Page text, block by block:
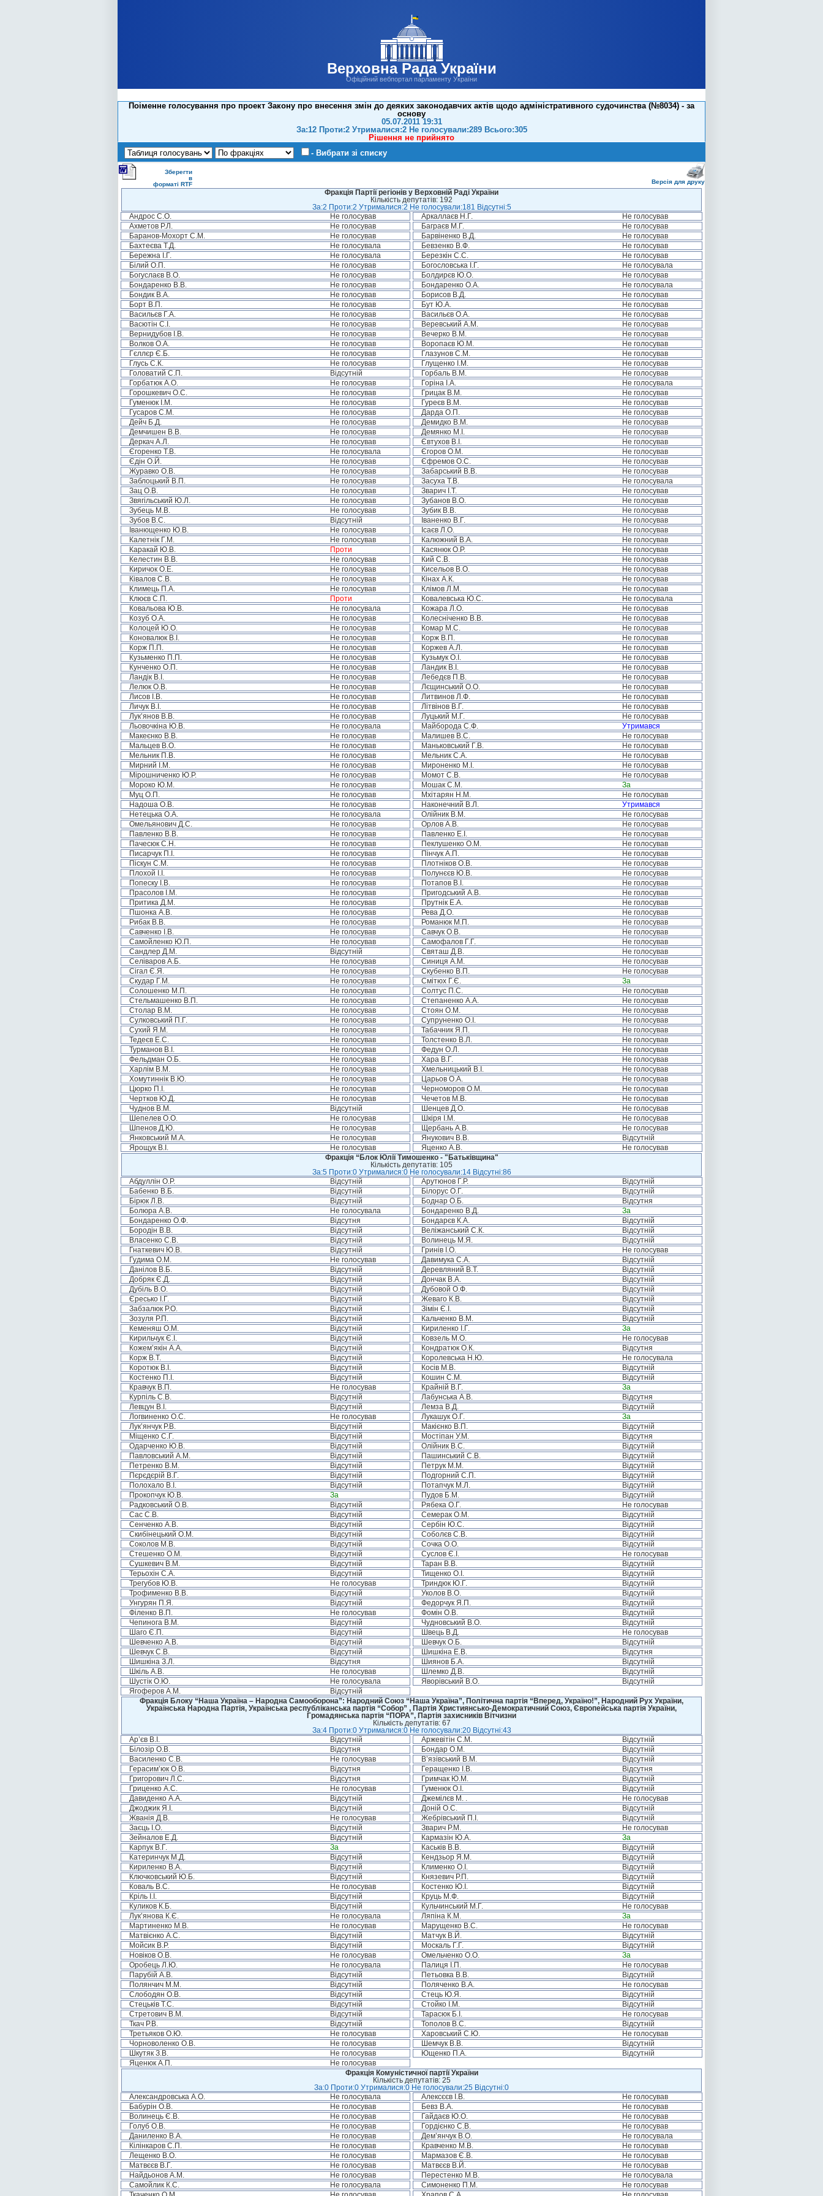
Верховна Рада України
Офіційний вебпортал парламенту України
Поіменне голосування про проект Закону про внесення змін до деяких законодавчих актів щодо адміністративного судочинства (№8034) - за
основу
05.07.2011 19:31
За:12 Проти:2 Утрималися:2 Не голосували:289 Всього:305
Рішення не прийнято
- Вибрати зі списку
Зберегти
в
форматі RTF
Версія для друку
Фракція Партії регіонів у Верховній Раді України
Кількість депутатів: 192
За:2 Проти:2 Утрималися:2 Не голосували:181 Відсутні:5
Андрос С.О.
Не голосував Аркаллаєв Н.Г.
Не голосував
Ахметов Р.Л.
Не голосував Баграєв М.Г.
Не голосував
Баранов-Мохорт С.М.
Не голосував Барвіненко В.Д.
Не голосував
Бахтеєва Т.Д.
Не голосувала Бевзенко В.Ф.
Не голосував
Бережна І.Г.
Не голосувала Березкін С.С.
Не голосував
Білий О.П.
Не голосував Богословська І.Г.
Не голосувала
Богуслаєв В.О.
Не голосував Болдирєв Ю.О.
Не голосував
Бондаренко В.В.
Не голосував Бондаренко О.А.
Не голосувала
Бондик В.А.
Не голосував Борисов В.Д.
Не голосував
Борт В.П.
Не голосував Бут Ю.А.
Не голосував
Васильєв Г.А.
Не голосував Васильєв О.А.
Не голосував
Васютін С.І.
Не голосував Веревський А.М.
Не голосував
Вернидубов І.В.
Не голосував Вечерко В.М.
Не голосував
Волков О.А.
Не голосував Воропаєв Ю.М.
Не голосував
Гєллєр Є.Б.
Не голосував Глазунов С.М.
Не голосував
Глусь С.К.
Не голосував Глущенко І.М.
Не голосував
Головатий С.П.
Відсутній Горбаль В.М.
Не голосував
Горбатюк А.О.
Не голосував Горіна І.А.
Не голосувала
Горошкевич О.С.
Не голосував Грицак В.М.
Не голосував
Гуменюк І.М.
Не голосував Гуреєв В.М.
Не голосував
Гусаров С.М.
Не голосував Дарда О.П.
Не голосував
Дейч Б.Д.
Не голосував Демидко В.М.
Не голосував
Демчишен В.В.
Не голосував Демянко М.І.
Не голосував
Деркач А.Л.
Не голосував Євтухов В.І.
Не голосував
Єгоренко Т.В.
Не голосувала Єгоров О.М.
Не голосував
Єдін О.Й.
Не голосував Єфремов О.С.
Не голосував
Журавко О.В.
Не голосував Забарський В.В.
Не голосував
Заблоцький В.П.
Не голосував Засуха Т.В.
Не голосувала
Зац О.В.
Не голосував Зварич І.Т.
Не голосував
Звягільський Ю.Л.
Не голосував Зубанов В.О.
Не голосував
Зубець М.В.
Не голосував Зубик В.В.
Не голосував
Зубов В.С.
Відсутній Іваненко В.Г.
Не голосував
Іванющенко Ю.В.
Не голосував Ісаєв Л.О.
Не голосував
Калетнік Г.М.
Не голосував Калюжний В.А.
Не голосував
Каракай Ю.В.
Проти Касянюк О.Р.
Не голосував
Келестин В.В.
Не голосував Кий С.В.
Не голосував
Киричок О.Е.
Не голосував Кисельов В.О.
Не голосував
Ківалов С.В.
Не голосував Кінах А.К.
Не голосував
Климець П.А.
Не голосував Клімов Л.М.
Не голосував
Клюєв С.П.
Проти Ковалевська Ю.С.
Не голосувала
Ковальова Ю.В.
Не голосувала Кожара Л.О.
Не голосував
Козуб О.А.
Не голосував Колесніченко В.В.
Не голосував
Колоцей Ю.О.
Не голосував Комар М.С.
Не голосував
Коновалюк В.І.
Не голосував Корж В.П.
Не голосував
Корж П.П.
Не голосував Коржев А.Л.
Не голосував
Кузьменко П.П.
Не голосував Кузьмук О.І.
Не голосував
Кунченко О.П.
Не голосував Ландик В.І.
Не голосував
Ландік В.І.
Не голосував Лебедєв П.В.
Не голосував
Лелюк О.В.
Не голосував Лєщинський О.О.
Не голосував
Лисов І.В.
Не голосував Литвинов Л.Ф.
Не голосував
Личук В.І.
Не голосував Літвінов В.Г.
Не голосував
Лук’янов В.В.
Не голосував Луцький М.Г.
Не голосував
Льовочкіна Ю.В.
Не голосувала Майборода С.Ф.
Утримався
Макеєнко В.В.
Не голосував Малишев В.С.
Не голосував
Мальцев В.О.
Не голосував Маньковський Г.В.
Не голосував
Мельник П.В.
Не голосував Мельник С.А.
Не голосував
Мирний І.М.
Не голосував Мироненко М.І.
Не голосував
Мірошниченко Ю.Р.
Не голосував Момот С.В.
Не голосував
Мороко Ю.М.
Не голосував Мошак С.М.
За
Муц О.П.
Не голосував Мхітарян Н.М.
Не голосував
Надоша О.В.
Не голосував Наконечний В.Л.
Утримався
Нетецька О.А.
Не голосувала Олійник В.М.
Не голосував
Омельянович Д.С.
Не голосував Орлов А.В.
Не голосував
Павленко В.В.
Не голосував Павленко Е.І.
Не голосував
Пачесюк С.Н.
Не голосував Пеклушенко О.М.
Не голосував
Писарчук П.І.
Не голосував Пінчук А.П.
Не голосував
Піскун С.М.
Не голосував Плотніков О.В.
Не голосував
Плохой І.І.
Не голосував Полунєєв Ю.В.
Не голосував
Попеску І.В.
Не голосував Потапов В.І.
Не голосував
Прасолов І.М.
Не голосував Пригодський А.В.
Не голосував
Притика Д.М.
Не голосував Прутнік Е.А.
Не голосував
Пшонка А.В.
Не голосував Рева Д.О.
Не голосував
Рибак В.В.
Не голосував Романюк М.П.
Не голосував
Савченко І.В.
Не голосував Савчук О.В.
Не голосував
Самойленко Ю.П.
Не голосував Самофалов Г.Г.
Не голосував
Сандлер Д.М.
Відсутній Святаш Д.В.
Не голосував
Селіваров А.Б.
Не голосував Синиця А.М.
Не голосував
Сігал Є.Я.
Не голосував Скубенко В.П.
Не голосував
Скудар Г.М.
Не голосував Смітюх Г.Є.
За
Солошенко М.П.
Не голосував Солтус П.С.
Не голосував
Стельмашенко В.П.
Не голосував Степаненко А.А.
Не голосував
Столар В.М.
Не голосував Стоян О.М.
Не голосував
Сулковський П.Г.
Не голосував Супруненко О.І.
Не голосував
Сухий Я.М.
Не голосував Табачник Я.П.
Не голосував
Тедеєв Е.С.
Не голосував Толстенко В.Л.
Не голосував
Турманов В.І.
Не голосував Федун О.Л.
Не голосував
Фельдман О.Б.
Не голосував Хара В.Г.
Не голосував
Харлім В.М.
Не голосував Хмельницький В.І.
Не голосував
Хомутиннік В.Ю.
Не голосував Царьов О.А.
Не голосував
Цюрко П.І.
Не голосував Черноморов О.М.
Не голосував
Чертков Ю.Д.
Не голосував Чечетов М.В.
Не голосував
Чуднов В.М.
Відсутній Шенцев Д.О.
Не голосував
Шепелев О.О.
Не голосував Шкіря І.М.
Не голосував
Шпенов Д.Ю.
Не голосував Щербань А.В.
Не голосував
Янковський М.А.
Не голосував Янукович В.В.
Відсутній
Ярощук В.І.
Не голосував Яценко А.В.
Не голосував
Фракція “Блок Юлії Тимошенко - "Батьківщина"
Кількість депутатів: 105
За:5 Проти:0 Утрималися:0 Не голосували:14 Відсутні:86
Абдуллін О.Р.
Відсутній Арутюнов Г.Р.
Відсутній
Бабенко В.Б.
Відсутній Білорус О.Г.
Відсутній
Бірюк Л.В.
Відсутній Боднар О.Б.
Відсутня
Болюра А.В.
Не голосувала Бондаренко В.Д.
За
Бондаренко О.Ф.
Відсутня Бондарєв К.А.
Відсутній
Бородін В.В.
Відсутній Веліжанський С.К.
Відсутній
Власенко С.В.
Відсутній Волинець М.Я.
Відсутній
Гнаткевич Ю.В.
Відсутній Гринів І.О.
Не голосував
Гудима О.М.
Не голосував Давимука С.А.
Відсутній
Данілов В.Б.
Відсутній Деревляний В.Т.
Відсутній
Добряк Є.Д.
Відсутній Дончак В.А.
Відсутній
Дубіль В.О.
Відсутній Дубовой О.Ф.
Відсутній
Єресько І.Г.
Відсутній Жеваго К.В.
Відсутній
Забзалюк Р.О.
Відсутній Зімін Є.І.
Відсутній
Зозуля Р.П.
Відсутній Кальченко В.М.
Відсутній
Кеменяш О.М.
Відсутній Кириленко І.Г.
За
Кирильчук Є.І.
Відсутній Ковзель М.О.
Не голосував
Кожем’якін А.А.
Відсутній Кондратюк О.К.
Відсутня
Корж В.Т.
Відсутній Королевська Н.Ю.
Не голосувала
Коротюк В.І.
Відсутній Косів М.В.
Відсутній
Костенко П.І.
Відсутній Кошин С.М.
Відсутній
Кравчук В.П.
Не голосував Крайній В.Г.
За
Курпіль С.В.
Відсутній Лабунська А.В.
Відсутня
Левцун В.І.
Відсутній Лемза В.Д.
Відсутній
Логвиненко О.С.
Не голосував Лукашук О.Г.
За
Лук’янчук Р.В.
Відсутній Макієнко В.П.
Відсутній
Міщенко С.Г.
Відсутній Мостіпан У.М.
Відсутня
Одарченко Ю.В.
Відсутній Олійник В.С.
Відсутній
Павловський А.М.
Відсутній Пашинський С.В.
Відсутній
Петренко В.М.
Відсутній Петрук М.М.
Відсутній
Пєрєдєрій В.Г.
Відсутній Подгорний С.П.
Відсутній
Полохало В.І.
Відсутній Потапчук М.Л.
Відсутній
Прокопчук Ю.В.
За Пудов Б.М.
Відсутній
Радковський О.В.
Відсутній Рябека О.Г.
Не голосував
Сас С.В.
Відсутній Семерак О.М.
Відсутній
Сенченко А.В.
Відсутній Сербін Ю.С.
Відсутній
Скибінецький О.М.
Відсутній Соболєв С.В.
Відсутній
Соколов М.В.
Відсутній Сочка О.О.
Відсутній
Стешенко О.М.
Відсутній Суслов Є.І.
Не голосував
Сушкевич В.М.
Відсутній Таран В.В.
Відсутній
Терьохін С.А.
Відсутній Тищенко О.І.
Відсутній
Трегубов Ю.В.
Не голосував Триндюк Ю.Г.
Відсутній
Трофименко В.В.
Відсутній Уколов В.О.
Відсутній
Унгурян П.Я.
Відсутній Федорчук Я.П.
Відсутній
Філенко В.П.
Не голосував Фомін О.В.
Відсутній
Чепинога В.М.
Відсутній Чудновський В.О.
Відсутній
Шаго Є.П.
Відсутній Швець В.Д.
Не голосував
Шевченко А.В.
Відсутній Шевчук О.Б.
Відсутній
Шевчук С.В.
Відсутній Шишкіна Е.В.
Відсутня
Шишкіна З.Л.
Відсутня Шиянов Б.А.
Відсутній
Шкіль А.В.
Не голосував Шлемко Д.В.
Відсутній
Шустік О.Ю.
Не голосувала Яворівський В.О.
Відсутній
Ягоферов А.М.
Відсутній
Фракція Блоку “Наша Україна – Народна Самооборона”: Народний Союз “Наша Україна”, Політична партія “Вперед, Україно!”, Народний Рух України,
Українська Народна Партія, Українська республіканська партія “Собор” , Партія Християнсько-Демократичний Союз, Європейська партія України,
Громадянська партія “ПОРА”, Партія захисників Вітчизни
Кількість депутатів: 67
За:4 Проти:0 Утрималися:0 Не голосували:20 Відсутні:43
Ар’єв В.І.
Відсутній Аржевітін С.М.
Відсутній
Білозір О.В.
Відсутня Бондар О.М.
Відсутній
Василенко С.В.
Не голосував В’язівський В.М.
Відсутній
Герасим’юк О.В.
Відсутня Геращенко І.В.
Відсутня
Григорович Л.С.
Відсутня Гримчак Ю.М.
Відсутній
Гриценко А.С.
Не голосував Гуменюк О.І.
Відсутній
Давиденко А.А.
Відсутній Джемілєв М. .
Не голосував
Джоджик Я.І.
Відсутній Доній О.С.
Відсутній
Жванія Д.В.
Не голосував Жебрівський П.І.
Відсутній
Заєць І.О.
Відсутній Зварич Р.М.
Не голосував
Зейналов Е.Д.
Відсутній Кармазін Ю.А.
За
Карпук В.Г.
За Каськів В.В.
Відсутній
Катеринчук М.Д.
Відсутній Кендзьор Я.М.
Відсутній
Кириленко В.А.
Відсутній Клименко О.І.
Відсутній
Ключковський Ю.Б.
Відсутній Князевич Р.П.
Відсутній
Коваль В.С.
Не голосував Костенко Ю.І.
Відсутній
Кріль І.І.
Відсутній Круць М.Ф.
Відсутній
Куликов К.Б.
Відсутній Кульчинський М.Г.
Не голосував
Лук’янова К.Є.
Не голосувала Ляпіна К.М.
За
Мартиненко М.В.
Не голосував Марущенко В.С.
Не голосував
Матвієнко А.С.
Відсутній Матчук В.Й.
Відсутній
Мойсик В.Р.
Відсутній Москаль Г.Г.
Відсутній
Новіков О.В.
Не голосував Омельченко О.О.
За
Оробець Л.Ю.
Не голосувала Палиця І.П.
Не голосував
Парубій А.В.
Відсутній Петьовка В.В.
Відсутній
Полянчич М.М.
Відсутній Поляченко В.А.
Не голосував
Слободян О.В.
Відсутній Стець Ю.Я.
Відсутній
Стецьків Т.С.
Відсутній Стойко І.М.
Відсутній
Стретович В.М.
Відсутній Тарасюк Б.І.
Не голосував
Ткач Р.В.
Відсутній Тополов В.С.
Відсутній
Третьяков О.Ю.
Не голосував Харовський С.Ю.
Не голосував
Чорноволенко О.В.
Не голосував Шемчук В.В.
Відсутній
Шкутяк З.В.
Не голосував Ющенко П.А.
Відсутній
Яценюк А.П.
Не голосував
Фракція Комуністичної партії України
Кількість депутатів: 25
За:0 Проти:0 Утрималися:0 Не голосували:25 Відсутні:0
Александровська А.О.
Не голосувала Алексєєв І.В.
Не голосував
Бабурін О.В.
Не голосував Бевз В.А.
Не голосував
Волинець Є.В.
Не голосував Гайдаєв Ю.О.
Не голосував
Голуб О.В.
Не голосував Гордієнко С.В.
Не голосував
Даниленко В.А.
Не голосував Дем’янчук В.О.
Не голосувала
Кілінкаров С.П.
Не голосував Кравченко М.В.
Не голосував
Лещенко В.О.
Не голосував Мармазов Є.В.
Не голосував
Матвєєв В.Г.
Не голосував Матвєєв В.Й.
Не голосував
Найдьонов А.М.
Не голосував Перестенко М.В.
Не голосувала
Самойлик К.С.
Не голосувала Симоненко П.М.
Не голосував